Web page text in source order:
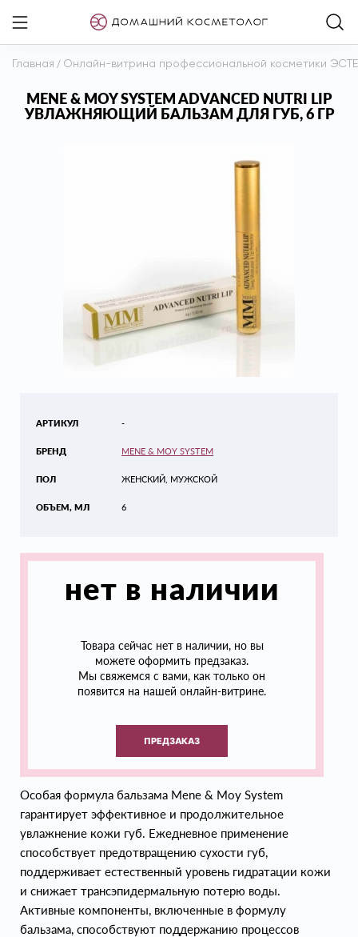
Главная / Онлайн-витрина профессиональной косметики
MENE & MOY SYSTEM ADVANCED NUTRI LIP
УВЛАЖНЯЮЩИЙ БАЛЬЗАМ ДЛЯ ГУБ, 6 ГР
АРТИКУЛ
БРЕНД
ПОЛ
ОБЪЕМ, МЛ
-
MENE & MOY SYSTEM
ЖЕНСКИЙ, МУЖСКОЙ
6
нет в наличии
Товара сейчас нет в наличии, но вы
можете оформить предзаказ.
Мы свяжемся с вами, как только он
появится на нашей онлайн-витрине.
ПРЕДЗАКАЗ
Особая формула бальзама Mene & Moy System
гарантирует эффективное и продолжительное
увлажнение кожи губ. Ежедневное применение
способствует предотвращению сухости губ,
поддерживает естественный уровень гидратации кожи
и снижает трансэпидермальную потерю воды.
Активные компоненты, включенные в формулу
бальзама, способствуют поддержанию процессов